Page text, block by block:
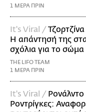
1 ΜΕΡΑ ΠΡΙΝ
It's Viral /
Η απάντησή της
σχόλια για το σώμα
THE LIFO TEAM
1 ΜΕΡΑ ΠΡΙΝ
It's Viral / Ρονάλντο
Ροντρίγκες: